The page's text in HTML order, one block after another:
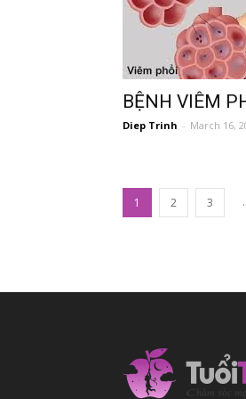
BỆNH VIÊM
Diep Trinh - March 16,
1 2 3